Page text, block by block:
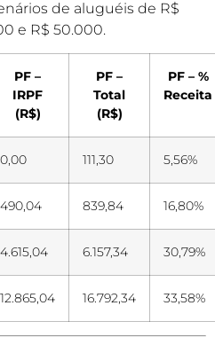
de aluguéis de R$
e R$ 50.000.
PF –
IRPF
(R$)
PF –
Total
(R$)
PF – %
Receita
0,00 111,30 5,56%
490,04 839,84 16,80%
4.615,04 6.157,34 30,79%
12.865,04 16.792,34 33,58%